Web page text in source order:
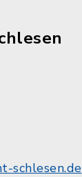
schlesen.de